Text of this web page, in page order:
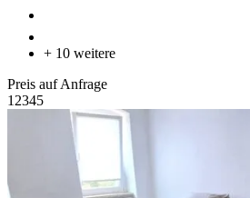
+ 10 weitere
Preis auf Anfrage
1 2345